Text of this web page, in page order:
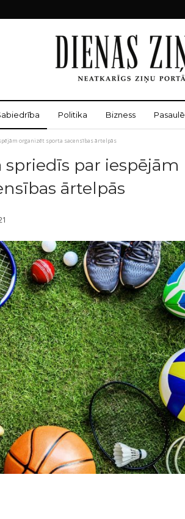
Politika Bizness Pasaulē
organizēt sporta sacensības ārtelpās
par iespējām
ārtelpās